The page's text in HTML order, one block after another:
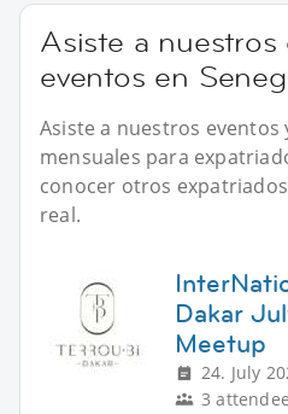
Asiste a
eventos en
Asiste a nuestros eventos
mensuales para
conocer otros
real.
Dakar
Meetup
24. July
3